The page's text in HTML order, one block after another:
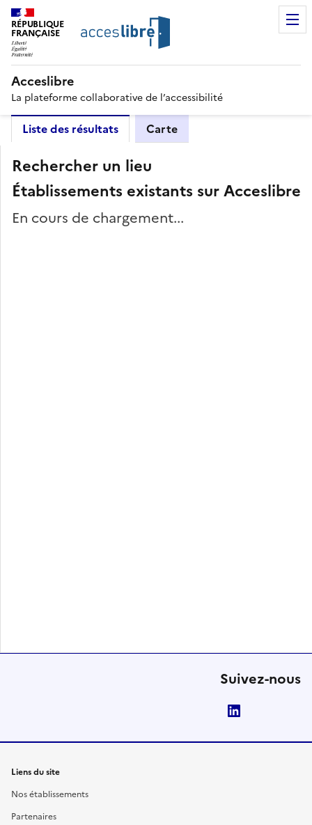
RÉPUBLIQUE
FRANÇAISE
Acceslibre
La plateforme collaborative de l’accessibilité
Liste des résultats Carte
Rechercher un lieu
Établissements existants sur Acceslibre
En cours de chargement...
Suivez-nous
Liens du site
Nos établissements
Partenaires